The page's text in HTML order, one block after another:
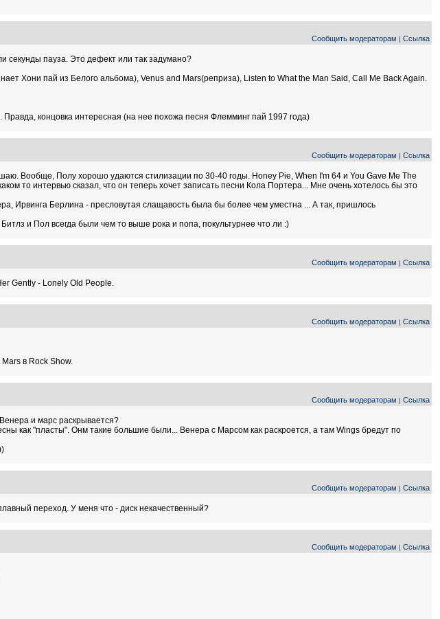
Сообщить модераторам | Ссылка
пауза. Это дефект или так задумано?
Хони пай из Белого альбома), Venus and Mars(реприза), Listen to What the Man Said, Call Me Back Again.
концовка интересная (на нее похожа песня Флемминг пай 1997 года)
Сообщить модераторам | Ссылка
Вообще, Полу хорошо удаются стилизации по 30-40 годы. Honey Pie, When I'm 64 и You Gave Me The
то интервью сказал, что он теперь хочет записать песни Кола Портера... Мне очень хотелось бы это
Ирвинга Берлина - пресловутая слащавость была бы более чем уместна ... А так, пришлось
и Пол всегда были чем то выше рока и попа, покультурнее что ли :)
Сообщить модераторам | Ссылка
Gently - Lonely Old People.
Сообщить модераторам | Ссылка
в Rock Show.
Сообщить модераторам | Ссылка
и марс раскрывается?
как "пласты". Онм такие большие были... Венера с Марсом как раскроется, а там Wings бредут по
Сообщить модераторам | Ссылка
переход. У меня что - диск некачественный?
Сообщить модераторам | Ссылка